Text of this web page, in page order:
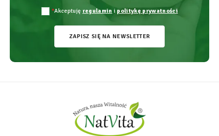
*Akceptuję regulamin i politykę prywatności
ZAPISZ SIĘ NA NEWSLETTER